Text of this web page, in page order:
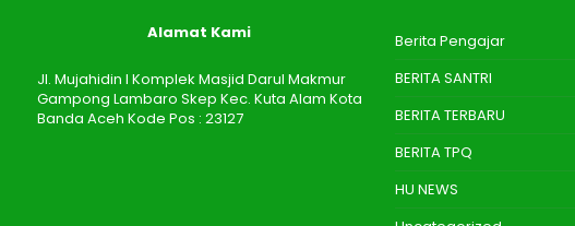
Alamat Kami
Jl. Mujahidin I Komplek Masjid Darul Makmur
Gampong Lambaro Skep Kec. Kuta Alam Kota
Banda Aceh Kode Pos : 23127
Berita Pengajar
BERITA SANTRI
BERITA TERBARU
BERITA TPQ
HU NEWS